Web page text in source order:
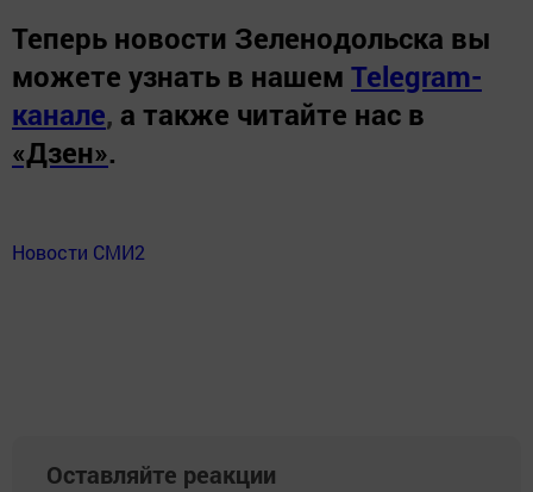
Теперь новости Зеленодольска вы
можете узнать в нашем Telegram-
канале, а также читайте нас в
«Дзен».
Новости СМИ2
Оставляйте реакции